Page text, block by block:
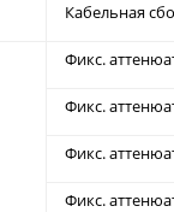
Кабельная
Фикс.
Фикс.
Фикс.
Фикс.